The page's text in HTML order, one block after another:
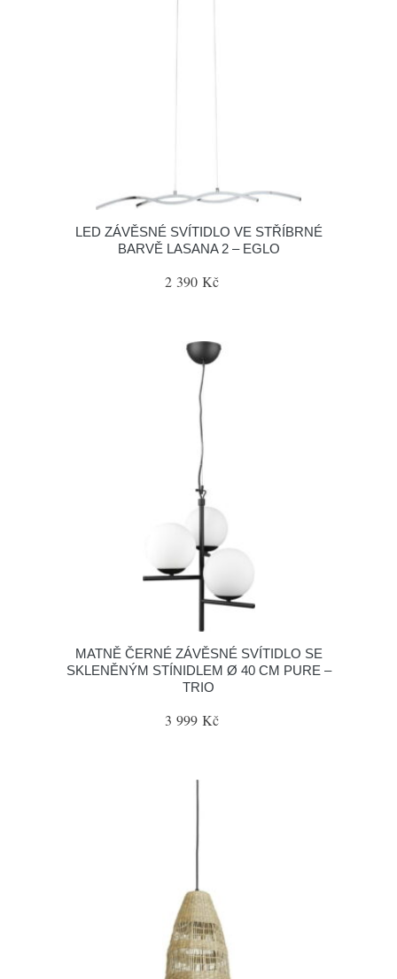
LED ZÁVĚSNÉ SVÍTIDLO VE STŘÍBRNÉ
BARVĚ LASANA 2 – EGLO
2 390 Kč
MATNĚ ČERNÉ ZÁVĚSNÉ SVÍTIDLO SE
SKLENĚNÝM STÍNIDLEM Ø 40 CM PURE –
TRIO
3 999 Kč